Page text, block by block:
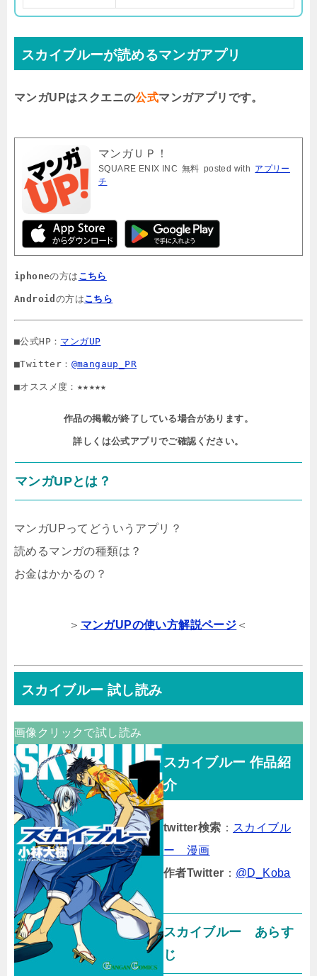
スカイブルーが読めるマンガアプリ
マンガUPはスクエニの公式マンガアプリです。
マンガＵＰ！
SQUARE ENIX INC 無料 posted with アプリー
チ
iphoneの方は こちら
Android の方はこちら
■公式HP： マンガUP
■Twitter： @mangaup_PR
■オススメ度：★★★★★
作品の掲載が終了している場合があります。
詳しくは公式アプリでご確認ください。
マンガUPとは？
マンガUPってどういうアプリ？
読めるマンガの種類は？
お金はかかるの？
＞ マンガUPの使い方解説ページ ＜
スカイブルー 試し読み
画像クリックで試し読み
スカイブルー 作品紹
介
twitter検索 ： スカイブル
ー 漫画
作者Twitter ： @D_Koba
スカイブルー あらす
じ